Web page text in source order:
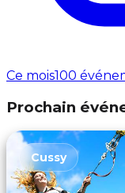
Ce mois100
Prochain
Cussy